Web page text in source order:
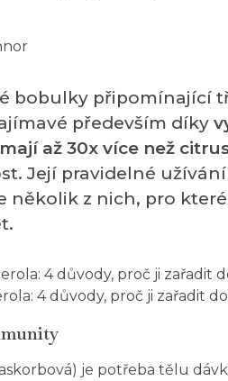
bobulky připomínající
především díky
až 30x více než
Její pravidelné
několik z nich, pro
4 důvody, proč ji zařadit
je potřeba tělu